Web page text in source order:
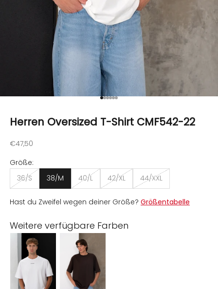
Gehe zu Element 1
Gehe zu Element 2
Gehe zu Element 3
Gehe zu Element 4
Gehe zu Element 5
Gehe zu Element 6
Herren Oversized T-Shirt CMF542-22
Angebot
€47,50
Größe:
36/S
38/M 40/L 42/XL 44/XXL
Hast du Zweifel wegen deiner Größe? Größentabelle
Weitere verfügbare Farben